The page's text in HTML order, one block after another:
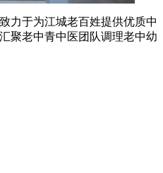
力于为江城老百姓提供优质中
聚老中青中医团队调理老中幼